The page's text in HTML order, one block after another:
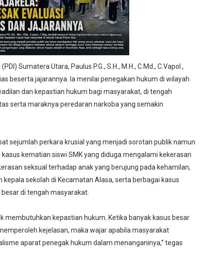
Sumatera Utara, Paulus P.G., S.H., M.H., C.Md., C.Vapol.,
beserta jajarannya. Ia menilai penegakan hukum di wilayah
dan kepastian hukum bagi masyarakat, di tengah
serta maraknya peredaran narkoba yang semakin
sejumlah perkara krusial yang menjadi sorotan publik namun
kematian siswi SMK yang diduga mengalami kekerasan
seksual terhadap anak yang berujung pada kehamilan,
sekolah di Kecamatan Alasa, serta berbagai kasus
di tengah masyarakat.
membutuhkan kepastian hukum. Ketika banyak kasus besar
kejelasan, maka wajar apabila masyarakat
aparat penegak hukum dalam menanganinya,” tegas